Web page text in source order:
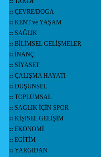
:: ÇEVRE/DOGA
:: KENT ve YAŞAM
:: SAĞLIK
:: BİLİMSEL GELİŞMELER
:: İNANÇ
:: SİYASET
:: ÇALIŞMA HAYATI
:: DÜŞÜNSEL
:: TOPLUMSAL
:: SAGLIK İÇİN SPOR
:: KİŞİSEL GELİŞİM
:: EKONOMİ
:: EGİTİM
:: YARGIDAN